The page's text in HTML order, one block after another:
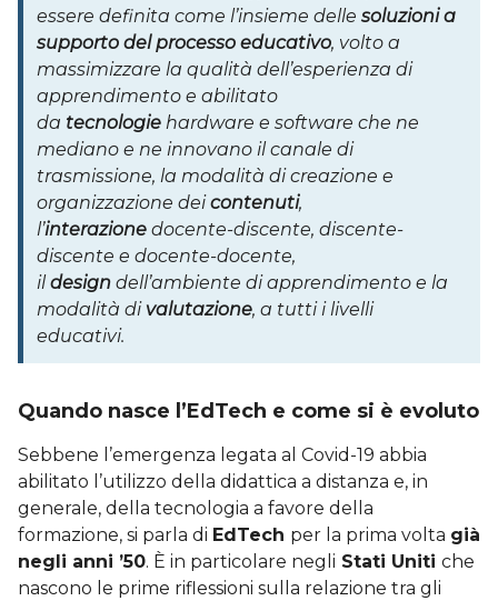
essere definita come l’insieme delle soluzioni a
supporto del processo educativo, volto a
massimizzare la qualità dell’esperienza di
apprendimento e abilitato
da tecnologie hardware e software che ne
mediano e ne innovano il canale di
trasmissione, la modalità di creazione e
organizzazione deicontenuti,
l’interazione docente-discente, discente-
discente e docente-docente,
ildesign dell’ambiente di apprendimento e la
modalità di valutazione, a tutti i livelli
educativi.
Quando nasce l’EdTech e come si è evoluto
Sebbene l’emergenza legata al Covid-19 abbia
abilitato l’utilizzo della didattica a distanza e, in
generale, della tecnologia a favore della
formazione, si parla di EdTech per la prima volta già
negli anni ’50. È in particolare negli Stati Uniti che
nascono le prime riflessioni sulla relazione tra gli